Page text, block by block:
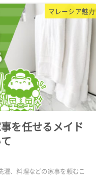
マレーシア魅力
を任せるメイド
濯、料理などの家事を頼むこ